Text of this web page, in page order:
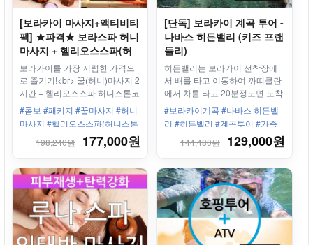
[보라카이 마사지+액티비티
팩] ★파격★ 보라스파 허니
마사지 + 헬리오스스파(허
니스톤코코스파)
보라카이를 가장 저렴한 가격으
로 즐기기!<br> 꿀(허니)마사지 2
시간 + 헬리오스스파 허니스톤코
코스파
#콤보 #패키지 #꿀마사지 #허니
마사지 #헬리오스스파(허니스톤
198,240원 177,000원
[단독] 보라카이 계곡 투어 -
나바스 히든밸리 (키즈 프랜
들리)
히든밸리는 보라카이 선착장에
서 배를 타고 이동하여 까띠클란
에서 차를 타고 20분정도면 도착
하는 신상 숨겨진 계곡
#보라카이계곡 #나바스 히든벨
리 #히든벨리 #계곡투어 #가족
끼리 #연인끼리 #아동친화적
144,480원 129,000원